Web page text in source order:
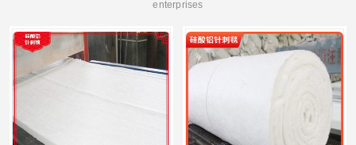
enterprises